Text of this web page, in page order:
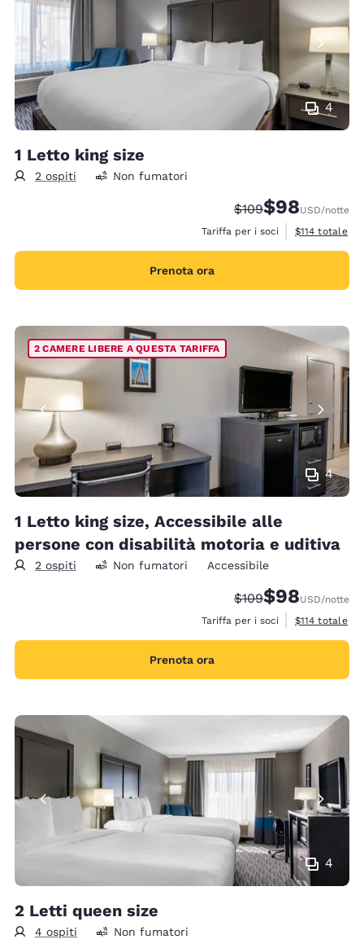
4
1 Letto king size
2 ospiti Non fumatori
Tariffa di barratura:
$109Tariffa
$98USD/notte
Tariffa per i soci
Visualizza i
$114 totale
Prenota ora
4
2 CAMERE LIBERE A QUESTA TARIFFA
1 Letto king size, Accessibile alle
persone con disabilità motoria e uditiva
2 ospiti Non fumatori Accessibile
Tariffa di barratura:
$109Tariffa
$98USD/notte
Tariffa per i soci
Visualizza i
$114 totale
Prenota ora
4
2 Letti queen size
4 ospiti Non fumatori